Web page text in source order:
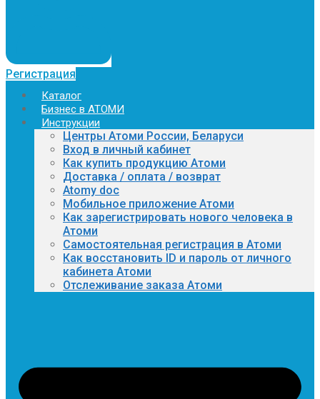
Регистрация
Каталог
Бизнес в АТОМИ
Инструкции
Центры Атоми России, Беларуси
Вход в личный кабинет
Как купить продукцию Атоми
Доставка / оплата / возврат
Atomy doc
Мобильное приложение Атоми
Как зарегистрировать нового человека в
Атоми
Самостоятельная регистрация в Атоми
Как восстановить ID и пароль от личного
кабинета Атоми
Отслеживание заказа Атоми